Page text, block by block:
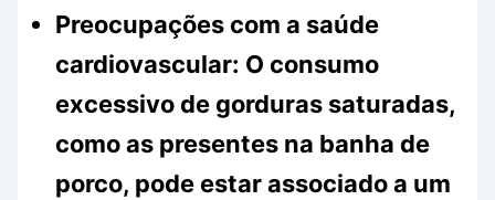
Preocupações com a saúde
cardiovascular: O consumo
excessivo de gorduras saturadas,
como as presentes na banha de
porco, pode estar associado a um